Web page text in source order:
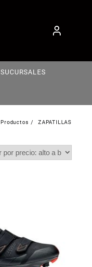
SUCURSALES
Productos ZAPATILLAS